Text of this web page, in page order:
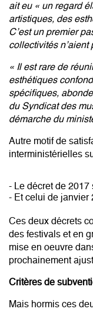
ait eu « un regard
artistiques, des
C’est un premier
collectivités n’aient
« Il est rare de
esthétiques
spécifiques,
du Syndicat des
démarche du
Autre motif de
interministérielles
- Le décret de
- Et celui de janvier
Ces deux décrets
des festivals et en
mise en oeuvre
prochainement
Critères de
Mais hormis ces